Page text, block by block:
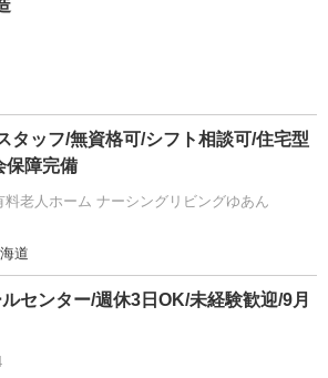
タッフ/無資格可/シフト相談可/住宅型
保障完備
老人ホーム ナーシングリビングゆあん
道
センター/週休3日OK/未経験歓迎/9月